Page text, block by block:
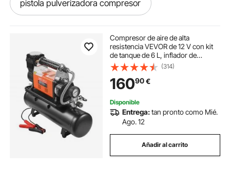
pistola pulverizadora compresor
como hacer que un compresor tenga mas presion
presión compresor compresor de presion
compresor presion
nevera para vehiculos con compresor
Compresor de aire de alta
resistencia VEVOR de 12 V con kit
de tanque de 6 L, inflador de
neumáticos portátil de 6,35 CFM,
compresor de aire todoterreno de
150 PSI con inflador de neumáticos
con manómetro digital para
camiones, automóviles, SUV,
vehículos 4 x 4, vehículos
recreativos
(314)
16090€
Disponible
Entrega:tan pronto como Mié.
Ago. 12
Añadir al carrito